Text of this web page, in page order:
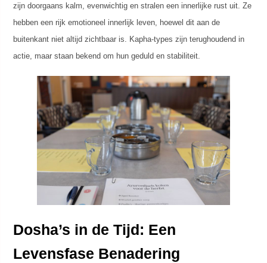
zijn doorgaans kalm, evenwichtig en stralen een innerlijke rust uit. Ze
hebben een rijk emotioneel innerlijk leven, hoewel dit aan de
buitenkant niet altijd zichtbaar is. Kapha-types zijn terughoudend in
actie, maar staan bekend om hun geduld en stabiliteit.
Dosha’s in de Tijd: Een
Levensfase Benadering